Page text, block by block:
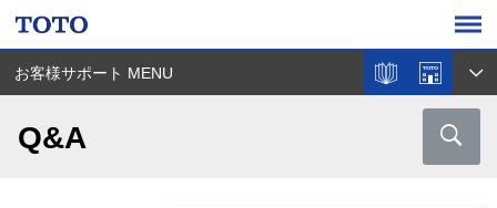
お客様サポート MENU
Q&A